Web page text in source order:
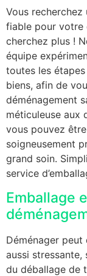
Vous recherchez
fiable pour votre
cherchez plus !
équipe
toutes les
biens, afin de
déménagement
méticuleuse aux
vous pouvez
soigneusement
grand soin.
service
Emballage
Déménager
aussi stressante,
du déballage de